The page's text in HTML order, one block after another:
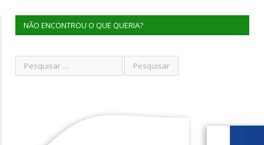
NÃO ENCONTROU O QUE QUERIA?